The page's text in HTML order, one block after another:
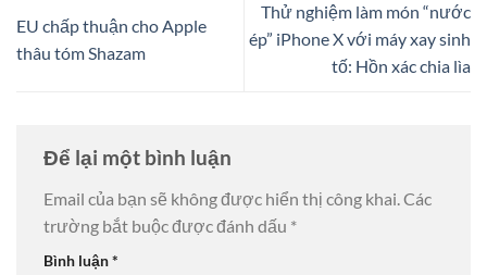
EU chấp thuận cho Apple
thâu tóm Shazam
Thử nghiệm làm món “nước
ép” iPhone X với máy xay sinh
tố: Hồn xác chia lìa
Để lại một bình luận
Email của bạn sẽ không được hiển thị công khai.Các
trường bắt buộc được đánh dấu *
Bình luận*